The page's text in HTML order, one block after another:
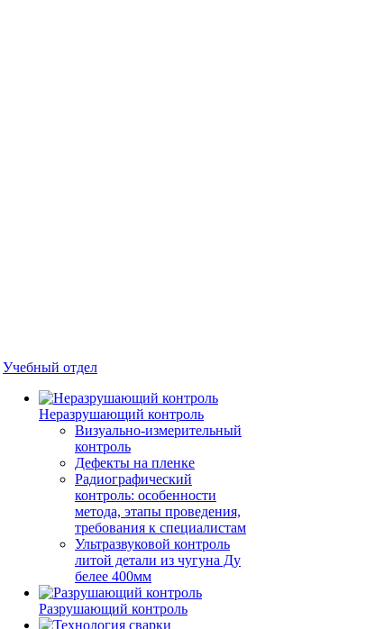
Учебный отдел
Неразрушающий контроль
Визуально-измерительный
контроль
Дефекты на пленке
Радиографический
контроль: особенности
метода, этапы проведения,
требования к специалистам
Ультразвуковой контроль
литой детали из чугуна Ду
белее 400мм
Разрушающий контроль